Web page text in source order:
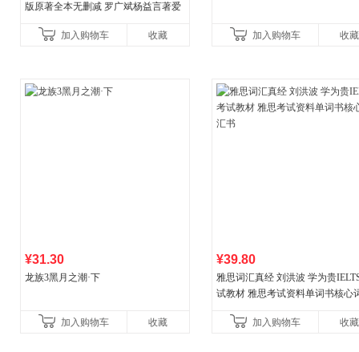
版原著全本无删减 罗广斌杨益言著爱
国青年出版社加入购物车 收藏 加入购物车 收藏
¥31.30
龙族3黑月之潮·下
加入购物车 收藏
¥39.80
雅思词汇真经 刘洪波 学为贵
试教材 雅思考试资料单词书核心
加入购物车
收藏